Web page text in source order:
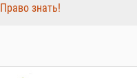
Право знать!